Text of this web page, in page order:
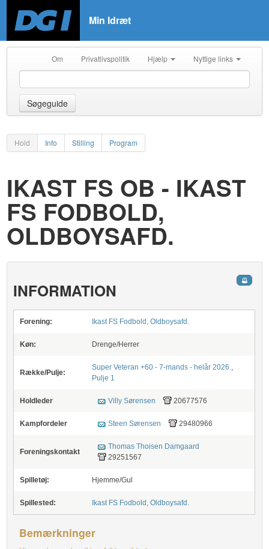
Min Idræt
Om Privatlivspolitik Hjælp Nyttige links
Søgeguide
Hold Info Stilling Program
IKAST FS OB - IKAST
FS FODBOLD,
OLDBOYSAFD.
INFORMATION
Forening: Ikast FS Fodbold, Oldboysafd.
Køn: Drenge/Herrer
Række/Pulje:
Super Veteran +60 - 7-mands - helår 2026 ,
Pulje 1
Holdleder Villy Sørensen 20677576
Kampfordeler Steen Sørensen 29480966
Foreningskontakt
Thomas Thoisen Damgaard
29251567
Spilletøj: Hjemme/Gul
Spillested: Ikast FS Fodbold, Oldboysafd.
Bemærkninger